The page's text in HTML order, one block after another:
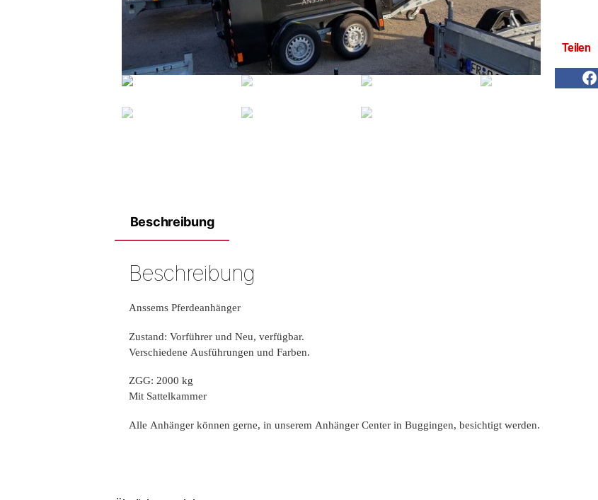
Teilen
Beschreibung
Beschreibung
Anssems Pferdeanhänger
Zustand: Vorführer und Neu, verfügbar.
Verschiedene Ausführungen und Farben.
ZGG: 2000 kg
Mit Sattelkammer
Alle Anhänger können gerne, in unserem Anhänger Center in Buggingen, besichtigt werden.